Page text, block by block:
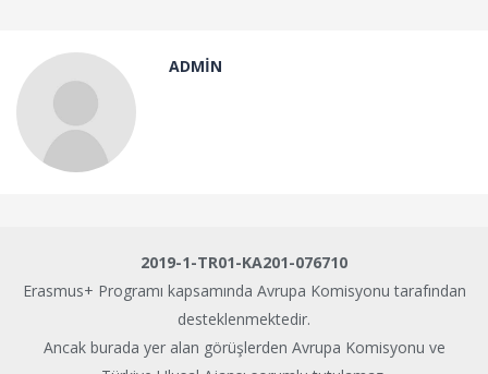
ADMIN
2019-1-TR01-KA201-076710
Erasmus+ Programı kapsamında Avrupa Komisyonu tarafından
desteklenmektedir.
Ancak burada yer alan görüşlerden Avrupa Komisyonu ve